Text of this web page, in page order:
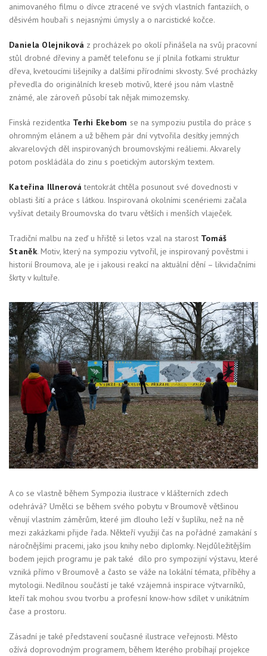
animovaného filmu o dívce ztracené ve svých vlastních fantaziích, o
děsivém houbaři s nejasnými úmysly a o narcistické kočce.
Daniela Olejníková z procházek po okolí přinášela na svůj pracovní
stůl drobné dřeviny a paměť telefonu se jí plnila fotkami struktur
dřeva, kvetoucími lišejníky a dalšími přírodními skvosty. Své procházky
převedla do originálních kreseb motivů, které jsou nám vlastně
známé, ale zároveň působí tak nějak mimozemsky.
Finská rezidentka Terhi Ekebom se na sympoziu pustila do práce s
ohromným elánem a už během pár dní vytvořila desítky jemných
akvarelových děl inspirovaných broumovskými reáliemi. Akvarely
potom poskládála do zinu s poetickým autorským textem.
Kateřina Illnerová tentokrát chtěla posunout své dovednosti v
oblasti šití a práce s látkou. Inspirovaná okolními scenériemi začala
vyšívat detaily Broumovska do tvaru větších i menších vlaječek.
Tradiční malbu na zeď u hřiště si letos vzal na starost Tomáš
Staněk. Motiv, který na sympoziu vytvořil, je inspirovaný pověstmi i
historií Broumova, ale je i jakousi reakcí na aktuální dění – likvidačními
škrty v kultuře.
A co se vlastně během Sympozia ilustrace v klášterních zdech
odehrává? Umělci se během svého pobytu v Broumově většinou
věnují vlastním záměrům, které jim dlouho leží v šuplíku, než na ně
mezi zakázkami přijde řada. Někteří využijí čas na pořádné zamakání s
náročnějšími pracemi, jako jsou knihy nebo diplomky. Nejdůležitějším
bodem jejich programu je pak také dílo pro sympozijní výstavu, které
vzniká přímo v Broumově a často se váže na lokální témata, příběhy a
mytologii. Nedílnou součástí je také vzájemná inspirace výtvarníků,
kteří tak mohou svou tvorbu a profesní know-how sdílet v unikátním
čase a prostoru.
Zásadní je také představení současné ilustrace veřejnosti. Město
ožívá doprovodným programem, během kterého probíhají projekce